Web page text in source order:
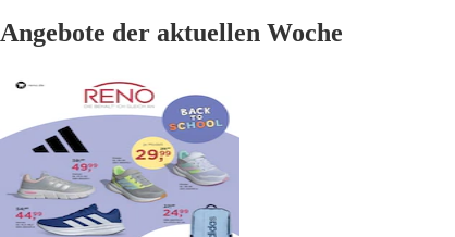
Angebote der aktuellen Woche